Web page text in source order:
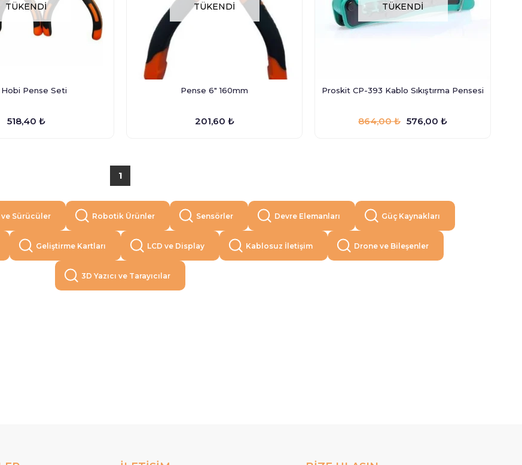
TÜKENDI
Hobi Pense Seti
518,40 ₺
TÜKENDI
Pense 6" 160mm
201,60 ₺
TÜKENDI
Proskit CP-393 Kablo Sıkıştırma Pensesi
576,00 ₺
864,00 ₺
1
Sürücüler Robotik Ürünler Sensörler Devre Elemanları Güç Kaynakları
Geliştirme Kartları LCD ve Display Kablosuz İletişim Drone ve Bileşenler
3D Yazıcı ve Tarayıcılar